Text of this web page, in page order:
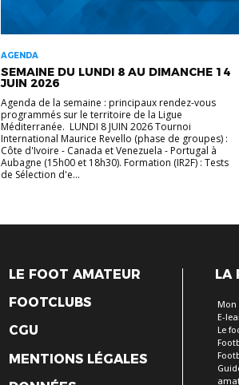
AGENDA
SEMAINE DU LUNDI 8 AU DIMANCHE 14
JUIN 2026
Agenda de la semaine : principaux rendez-vous
programmés sur le territoire de la Ligue
Méditerranée. LUNDI 8 JUIN 2026 Tournoi
International Maurice Revello (phase de groupes) :
Côte d'Ivoire - Canada et Venezuela - Portugal à
Aubagne (15h00 et 18h30). Formation (IR2F) : Tests
de Sélection d'e...
LE FOOT AMATEUR
FOOTCLUBS
CGU
MENTIONS LÉGALES
LA
Mon
E-
Le